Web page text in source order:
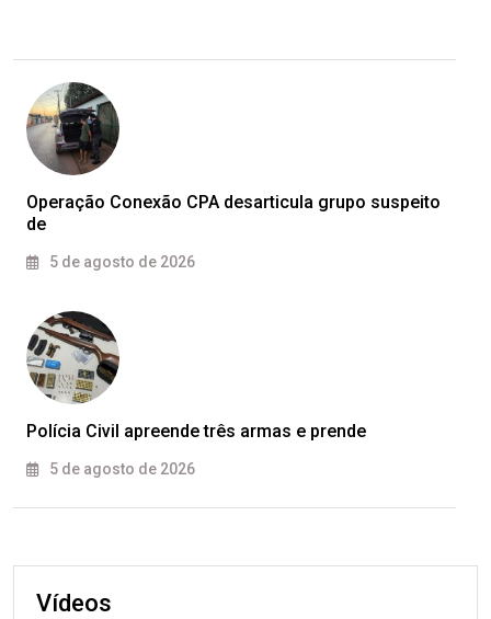
Operação Conexão CPA desarticula grupo suspeito
de
5 de agosto de 2026
Polícia Civil apreende três armas e prende
5 de agosto de 2026
Vídeos